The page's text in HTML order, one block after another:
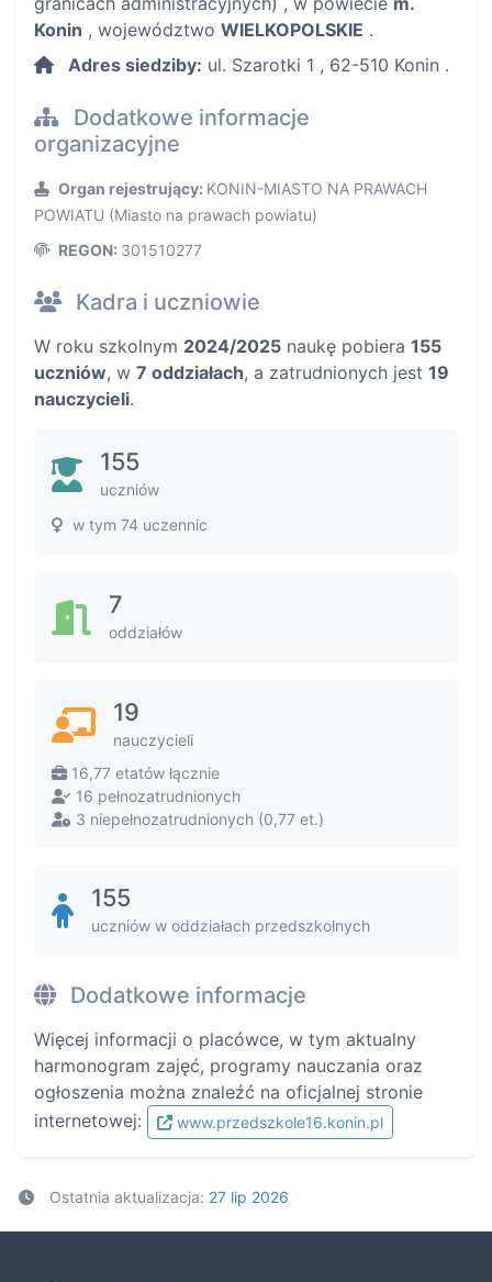
Konin , województwo WIELKOPOLSKIE .
Adres siedziby: ul. Szarotki 1 , 62-510 Konin .
Dodatkowe informacje
organizacyjne
Organ rejestrujący: KONIN-MIASTO NA PRAWACH
POWIATU (Miasto na prawach powiatu)
REGON: 301510277
Kadra i uczniowie
W roku szkolnym 2024/2025 naukę pobiera 155
uczniów, w 7 oddziałach, a zatrudnionych jest 19
nauczycieli.
155
uczniów
w tym 74 uczennic
7
oddziałów
19
nauczycieli
16,77 etatów łącznie
16 pełnozatrudnionych
3 niepełnozatrudnionych (0,77 et.)
155
uczniów w oddziałach przedszkolnych
Dodatkowe informacje
Więcej informacji o placówce, w tym aktualny
harmonogram zajęć, programy nauczania oraz
ogłoszenia można znaleźć na oficjalnej stronie
internetowej:
www.przedszkole16.konin.pl
Ostatnia aktualizacja: 27 lip 2026